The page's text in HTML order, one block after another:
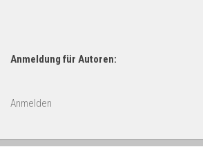
Anmeldung für Autoren:
Anmelden